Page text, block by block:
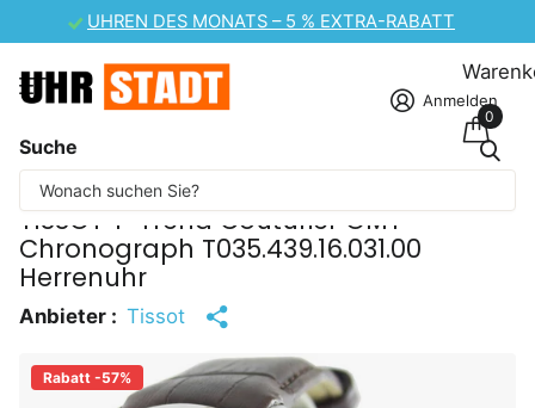
CASIO UHREN-SALE – 10 % EXTRA-RABATT
Suche
Anmelden
0
Einige Inhalte wurden maschinell übersetzt.
TISSOT T-Trend Couturier GMT
Chronograph T035.439.16.031.00
Herrenuhr
Anbieter : Tissot
Rabatt -57%